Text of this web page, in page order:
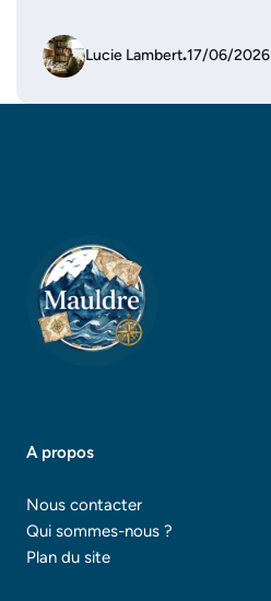
Lucie Lambert.17/06/2026
A propos
Nous contacter
Qui sommes-nous ?
Plan du site